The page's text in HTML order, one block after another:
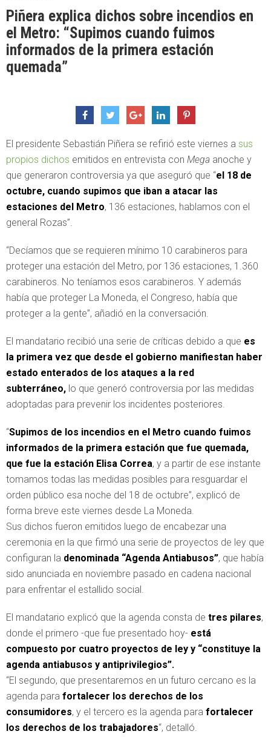
Piñera explica dichos sobre incendios en
el Metro: “Supimos cuando fuimos
informados de la primera estación
quemada”
El presidente Sebastián Piñera se refirió este viernes a sus
propios dichos emitidos en entrevista con Mega anoche y
que generaron controversia ya que aseguró que “el 18 de
octubre, cuando supimos que iban a atacar las
estaciones del Metro, 136 estaciones, hablamos con el
general Rozas”.
“Decíamos que se requieren mínimo 10 carabineros para
proteger una estación del Metro, por 136 estaciones, 1.360
carabineros. No teníamos esos carabineros. Y además
había que proteger La Moneda, el Congreso, había que
proteger a la gente”, añadió en la conversación.
El mandatario recibió una serie de críticas debido a que es
la primera vez que desde el gobierno manifiestan haber
estado enterados de los ataques a la red
subterráneo, lo que generó controversia por las medidas
adoptadas para prevenir los incidentes posteriores.
“Supimos de los incendios en el Metro cuando fuimos
informados de la primera estación que fue quemada,
que fue la estación Elisa Correa, y a partir de ese instante
tomamos todas las medidas posibles para resguardar el
orden público esa noche del 18 de octubre”, explicó de
forma breve este viernes desde La Moneda.
Sus dichos fueron emitidos luego de encabezar una
ceremonia en la que firmó una serie de proyectos de ley que
configuran la denominada “Agenda Antiabusos”, que había
sido anunciada en noviembre pasado en cadena nacional
para enfrentar el estallido social.
El mandatario explicó que la agenda consta de tres pilares,
donde el primero -que fue presentado hoy- está
compuesto por cuatro proyectos de ley y “constituye la
agenda antiabusos y antiprivilegios”.
“El segundo, que presentaremos en un futuro cercano es la
agenda para fortalecer los derechos de los
consumidores, y el tercero es la agenda para fortalecer
los derechos de los trabajadores“, detalló.